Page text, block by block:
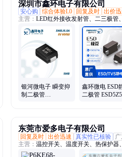
深圳市鑫环电子有限公司
安心购
综合体验L0 回复及时 出价
主营： LED红外接收发射管、二三极管
片二极管、肖特基二极管、二极管、
海思芯片、瑞煜芯片、贴片三极管、场
cat4、蓝牙模块、物联网模块、nb模块
块、三极管、碳化硅mos管、碳化硅sic
银河微电子 瞬变抑
制二极管
鑫环微电 ESD
二极管
东莞市爱多电子有限公司
回复及时 出价迅速 真实性已核验
主营： 温控开关、温度开关、热保护器
热熔断器、温控器、温度保险管、温